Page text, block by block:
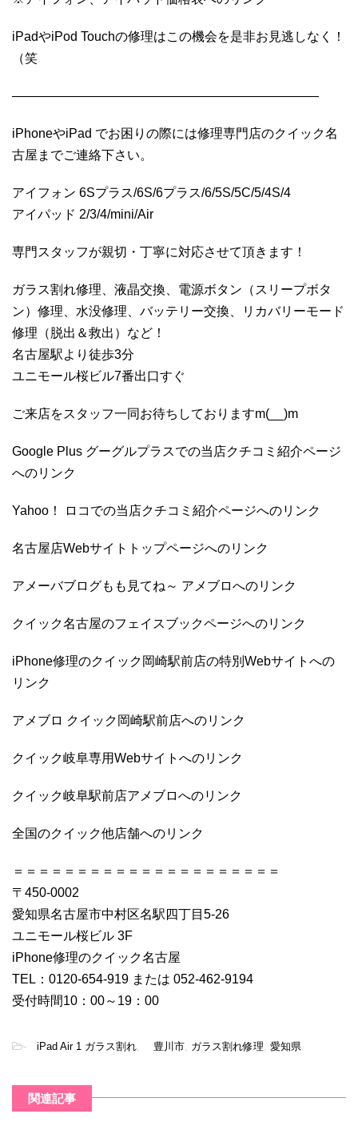
iPadやiPod Touchの修理はこの機会を是非お見逃しなく！
（笑
————————————————————————
iPhoneやiPad でお困りの際には修理専門店のクイック名
古屋までご連絡下さい。
アイフォン 6Sプラス/6S/6プラス/6/5S/5C/5/4S/4
アイパッド 2/3/4/mini/Air
専門スタッフが親切・丁寧に対応させて頂きます！
ガラス割れ修理、液晶交換、電源ボタン（スリープボタ
ン）修理、水没修理、バッテリー交換、リカバリーモード
修理（脱出＆救出）など！
名古屋駅より徒歩3分
ユニモール桜ビル7番出口すぐ
ご来店をスタッフ一同お待ちしておりますm(__)m
Google Plus グーグルプラスでの当店クチコミ紹介ページ
へのリンク
Yahoo！ ロコでの当店クチコミ紹介ページへのリンク
名古屋店Webサイトトップページへのリンク
アメーバブログもも見てね～ アメブロへのリンク
クイック名古屋のフェイスブックページへのリンク
iPhone修理のクイック岡崎駅前店の特別Webサイトへの
リンク
アメブロ クイック岡崎駅前店へのリンク
クイック岐阜専用Webサイトへのリンク
クイック岐阜駅前店アメブロへのリンク
全国のクイック他店舗へのリンク
＝＝＝＝＝＝＝＝＝＝＝＝＝＝＝＝＝＝＝＝＝
〒450-0002
愛知県名古屋市中村区名駅四丁目5-26
ユニモール桜ビル 3F
iPhone修理のクイック名古屋
TEL：0120-654-919 または 052-462-9194
受付時間10：00～19：00
- iPad Air 1 ガラス割れ 豊川市 ガラス割れ修理 愛知県
関連記事